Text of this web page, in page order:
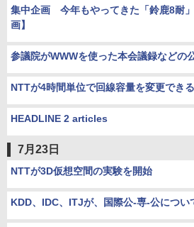
集中企画 今年もやってきた「鈴鹿8耐
画】
参議院がWWWを使った本会議録などの
NTTが4時間単位で回線容量を変更でき
HEADLINE 2 articles
7月23日
NTTが3D仮想空間の実験を開始
KDD、IDC、ITJが、国際公-専-公につい